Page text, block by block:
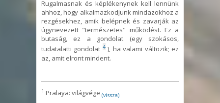
Rugalmasnak és képlékenynek kell lennünk
ahhoz, hogy alkalmazkodjunk mindazokhoz a
rezgésekhez, amik belépnek és zavarják az
úgynevezett "természetes" működést. Ez a
butaság, ez a gondolat (egy szokásos,
tudatalatti gondolat 4), ha valami változik; ez
az, amit elront mindent.
1 Pralaya: világvége (vissza)